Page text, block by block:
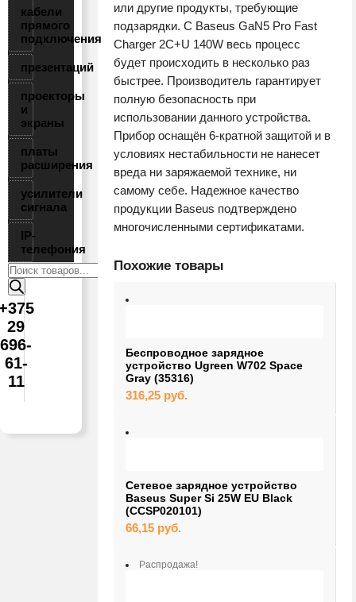
кабели
прямого
подключения
презентаций
проекторы
и
экраны
платы
расширения
усилители
сигнала
IP-
телефония
Поиск
товаров
29
696-
61-
11
или другие продукты, требующие
подзарядки. С Baseus GaN5 Pro Fast
Charger 2C+U 140W весь процесс
будет происходить в несколько раз
быстрее. Производитель гарантирует
полную безопасность при
использовании данного устройства.
Прибор оснащён 6-кратной защитой и в
условиях нестабильности не нанесет
вреда ни заряжаемой технике, ни
самому себе. Надежное качество
продукции Baseus подтверждено
многочисленными сертификатами.
Похожие товары
Беспроводное зарядное
устройство Ugreen W702 Space
Gray (35316)
316,25 руб.
Сетевое зарядное устройство
Baseus Super Si 25W EU Black
(CCSP020101)
66,15 руб.
Распродажа!